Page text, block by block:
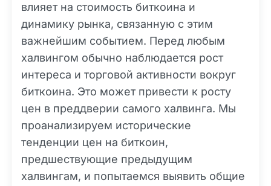
влияет на стоимость биткоина и
динамику рынка, связанную с этим
важнейшим событием. Перед любым
халвингом обычно наблюдается рост
интереса и торговой активности вокруг
биткоина. Это может привести к росту
цен в преддверии самого халвинга. Мы
проанализируем исторические
тенденции цен на биткоин,
предшествующие предыдущим
халвингам, и попытаемся выявить общие